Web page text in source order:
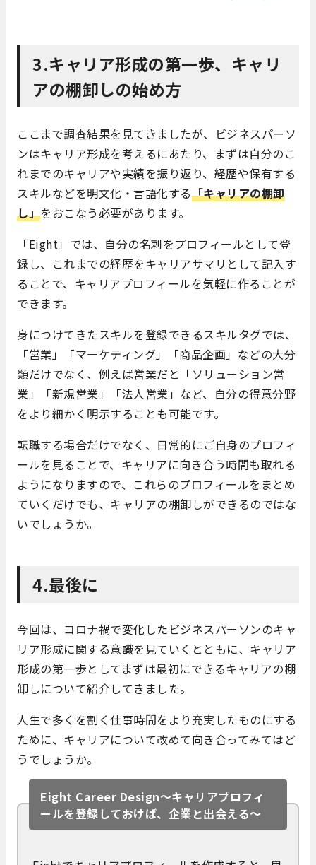
3.キャリア形成の第一歩、キャリ
アの棚卸しの始め方
ここまで調査結果を見てきましたが、ビジネスパーソ
ンはキャリア形成を考えるにあたり、まずは自分のこ
れまでのキャリアや実績を振り返り、経歴や保有する
スキルなどを明文化・言語化する「キャリアの棚卸
し」をおこなう必要があります。
「Eight」では、自分の名刺をプロフィールとして登
録し、これまでの経歴をキャリアサマリとして記入す
ることで、キャリアプロフィールを気軽に作ることが
できます。
身につけてきたスキルを登録できるスキルタグでは、
「営業」「マーケティング」「商品企画」などの大分
類だけでなく、例えば営業だと「ソリューション営
業」「新規営業」「法人営業」など、自分の得意分野
をより細かく明示することも可能です。
転職する場合だけでなく、日常的にご自身のプロフィ
ールを見ることで、キャリアに向き合う時間も取れる
ようになりますので、これらのプロフィールをまとめ
ていくだけでも、キャリアの棚卸しができるのではな
いでしょうか。
4.最後に
今回は、コロナ禍で変化したビジネスパーソンのキャ
リア形成に関する意識を見ていくとともに、キャリア
形成の第一歩としてまずは最初にできるキャリアの棚
卸しについて紹介してきました。
人生で多くを割く仕事時間をより充実したものにする
ために、キャリアについて改めて向き合ってみてはど
うでしょうか。
Eight Career Design～キャリアプロフィ
ールを登録しておけば、企業と出会える～